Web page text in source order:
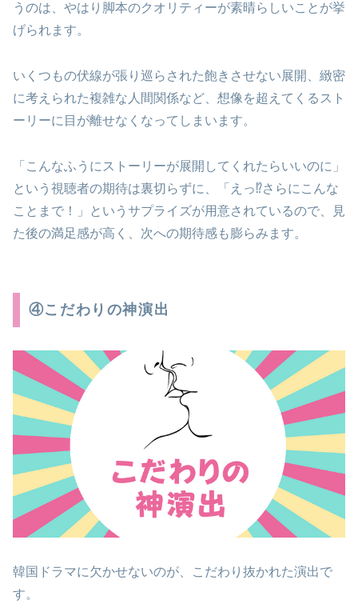
うのは、やはり脚本のクオリティーが素晴らしいことが挙
げられます。
いくつもの伏線が張り巡らされた飽きさせない展開、緻密
に考えられた複雑な人間関係など、想像を超えてくるスト
ーリーに目が離せなくなってしまいます。
「こんなふうにストーリーが展開してくれたらいいのに」
という視聴者の期待は裏切らずに、「えっ⁉︎さらにこんな
ことまで！」というサプライズが用意されているので、見
た後の満足感が高く、次への期待感も膨らみます。
④こだわりの神演出
韓国ドラマに欠かせないのが、こだわり抜かれた演出で
す。